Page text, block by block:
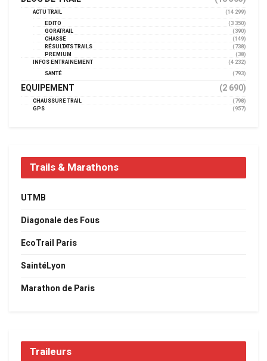
ACTU TRAIL
(14 299)
EDITO
(3 350)
GORATRAIL
(390)
CHASSE
(149)
RÉSULTATS TRAILS
(738)
PREMIUM
(38)
INFOS ENTRAINEMENT
(4 232)
SANTÉ
(793)
EQUIPEMENT (2 690)
CHAUSSURE TRAIL
(798)
GPS
(957)
Trails & Marathons
UTMB
Diagonale des Fous
EcoTrail Paris
SaintéLyon
Marathon de Paris
Traileurs